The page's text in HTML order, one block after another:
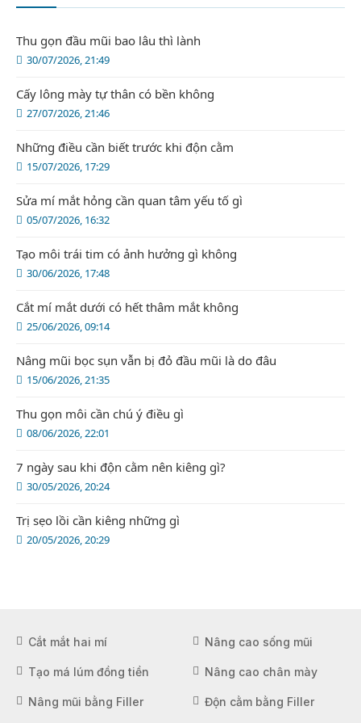
30/07/2026, 21:49
Thu gọn đầu mũi bao lâu thì lành
27/07/2026, 21:46
Cấy lông mày tự thân có bền không
15/07/2026, 17:29
Những điều cần biết trước khi độn cằm
05/07/2026, 16:32
Sửa mí mắt hỏng cần quan tâm yếu tố gì
30/06/2026, 17:48
Tạo môi trái tim có ảnh hưởng gì không
25/06/2026, 09:14
Cắt mí mắt dưới có hết thâm mắt không
15/06/2026, 21:35
Nâng mũi bọc sụn vẫn bị đỏ đầu mũi là do đâu
08/06/2026, 22:01
Thu gọn môi cần chú ý điều gì
30/05/2026, 20:24
7 ngày sau khi độn cằm nên kiêng gì?
20/05/2026, 20:29
Trị sẹo lồi cần kiêng những gì
Cắt mắt hai mí Nâng cao sống mũi
Tạo má lúm đồng tiền Nâng cao chân mày
Nâng mũi bằng Filler Độn cằm bằng Filler